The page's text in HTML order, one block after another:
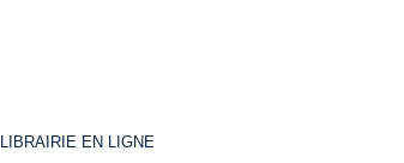
LIBRAIRIE
LIBRAIRIE EN LIGNE